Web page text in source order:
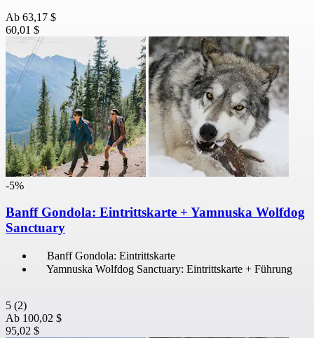
Ab 63,17 $
60,01 $
-5%
Banff Gondola: Eintrittskarte + Yamnuska Wolfdog
Sanctuary
Banff Gondola: Eintrittskarte
Yamnuska Wolfdog Sanctuary: Eintrittskarte + Führung
5 (2)
Ab 100,02 $
95,02 $